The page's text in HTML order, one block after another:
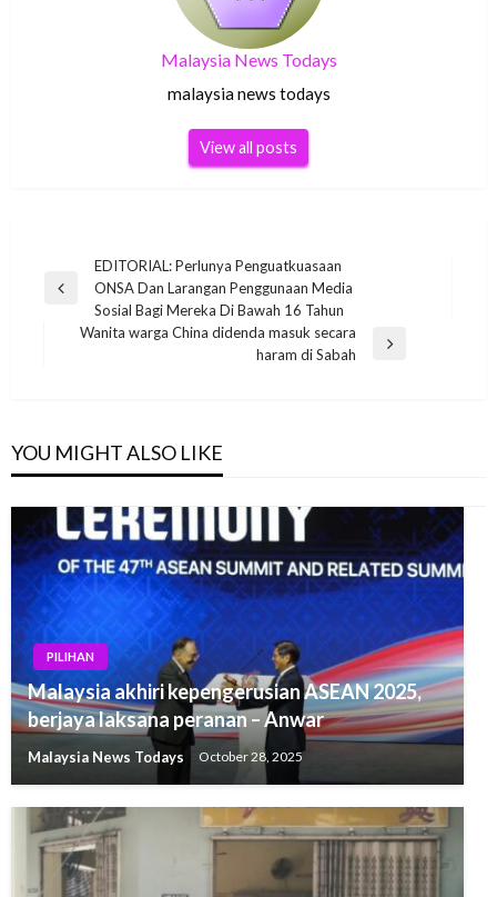
Malaysia News Todays
malaysia news todays
View all posts
navigation
Previous
EDITORIAL: Perlunya Penguatkuasaan
ONSA Dan Larangan Penggunaan Media
Sosial Bagi Mereka Di Bawah 16 Tahun
Wanita warga China didenda masuk secara
haram di Sabah
YOU MIGHT ALSO LIKE
PILIHAN
Malaysia akhiri kepengerusian ASEAN 2025,
berjaya laksana peranan – Anwar
Malaysia News Todays October 28, 2025